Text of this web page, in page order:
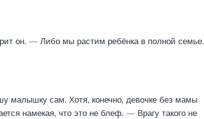
он. — Либо мы растим ребёнка в полной семье.
сам. Хотя, конечно, девочке без мамы
намекая, что это не блеф. — Врагу такого не